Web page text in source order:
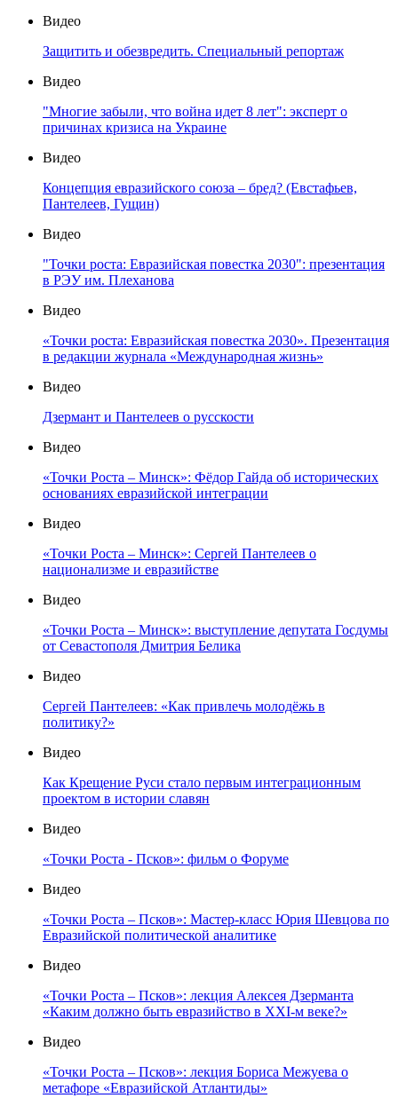
Видео
Защитить и обезвредить. Специальный репортаж
Видео
"Многие забыли, что война идет 8 лет": эксперт о
причинах кризиса на Украине
Видео
Концепция евразийского союза – бред? (Евстафьев,
Пантелеев, Гущин)
Видео
"Точки роста: Евразийская повестка 2030": презентация
в РЭУ им. Плеханова
Видео
«Точки роста: Евразийская повестка 2030». Презентация
в редакции журнала «Международная жизнь»
Видео
Дзермант и Пантелеев о русскости
Видео
«Точки Роста – Минск»: Фёдор Гайда об исторических
основаниях евразийской интеграции
Видео
«Точки Роста – Минск»: Сергей Пантелеев о
национализме и евразийстве
Видео
«Точки Роста – Минск»: выступление депутата Госдумы
от Севастополя Дмитрия Белика
Видео
Сергей Пантелеев: «Как привлечь молодёжь в
политику?»
Видео
Как Крещение Руси стало первым интеграционным
проектом в истории славян
Видео
«Точки Роста - Псков»: фильм о Форуме
Видео
«Точки Роста – Псков»: Мастер-класс Юрия Шевцова по
Евразийской политической аналитике
Видео
«Точки Роста – Псков»: лекция Алексея Дзерманта
«Каким должно быть евразийство в XXI-м веке?»
Видео
«Точки Роста – Псков»: лекция Бориса Межуева о
метафоре «Евразийской Атлантиды»